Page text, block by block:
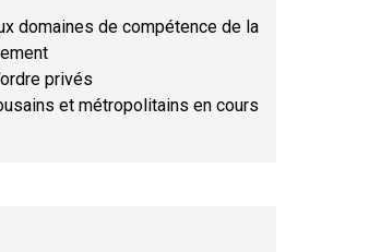
domaines de compétence de la
privés
et métropolitains en cours